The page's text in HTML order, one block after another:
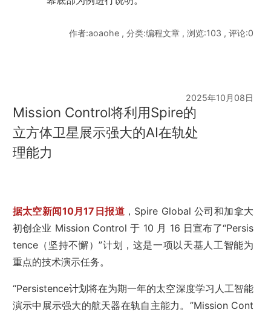
作者:aoaohe , 分类:编程文章 , 浏览:103 , 评论:0
2025年10月08日
Mission Control将利用Spire的
立方体卫星展示强大的AI在轨处
理能力
据太空新闻10月17日报道，Spire Global 公司和加拿大
初创企业 Mission Control 于 10 月 16 日宣布了“Persis
tence（坚持不懈）”计划，这是一项以天基人工智能为
重点的技术演示任务。
“Persistence计划将在为期一年的太空深度学习人工智能
演示中展示强大的航天器在轨自主能力。”Mission Cont